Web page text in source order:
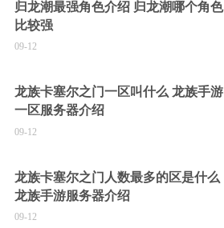
归龙潮最强角色介绍 归龙潮哪个角色
比较强
09-12
龙族卡塞尔之门一区叫什么 龙族手游
一区服务器介绍
09-12
龙族卡塞尔之门人数最多的区是什么
龙族手游服务器介绍
09-12